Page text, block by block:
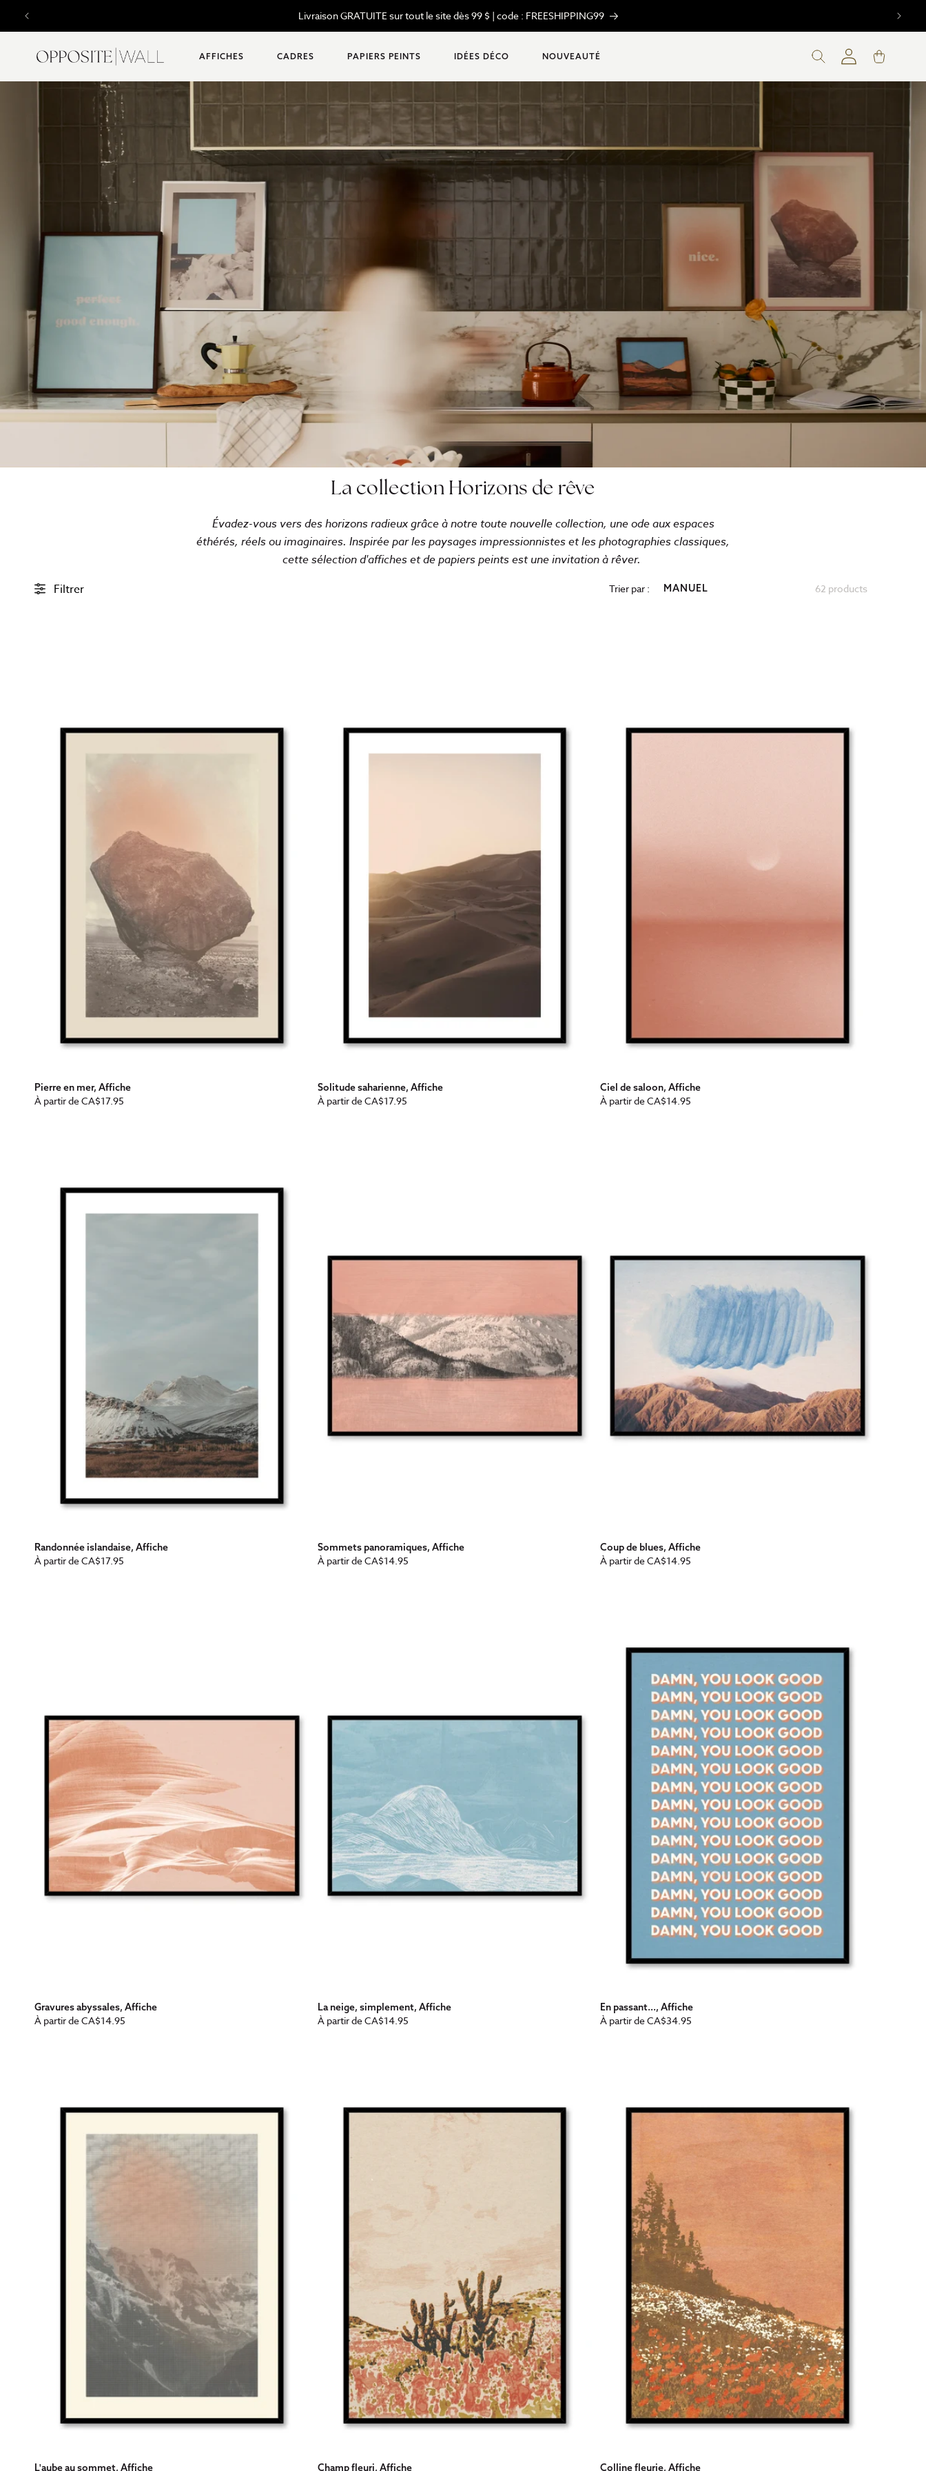
PASSER
CONTENU
NOUVEAU : Profitez de 10 % de rabais sur nos CARTES-CADEAUX.
AFFICHES CADRES PAPIERS PEINTS IDÉES DÉCO NOUVEAUTÉ ConnexionPanier
La collection Horizons de rêve
Évadez-vous vers des horizons radieux grâce à notre toute nouvelle collection, une ode aux espaces
éthérés, réels ou imaginaires. Inspirée par les paysages impressionnistes et les photographies classiques,
cette sélection d'affiches et de papiers peints est une invitation à rêver.
Trier par : 62 products
Filtrer
Pierre en mer, Affiche
Prix
À partir deCA$17.95
Solitude saharienne, Affiche
Prix
À partir deCA$17.95
Ciel de saloon, Affiche
Prix
À partir deCA$14.95
Randonnée islandaise, Affiche
Prix
À partir deCA$17.95
Sommets panoramiques, Affiche
Prix
À partir deCA$14.95
Coup de blues, Affiche
Prix
À partir deCA$14.95
Gravures abyssales, Affiche
Prix
À partir deCA$14.95
La neige, simplement, Affiche
Prix
À partir deCA$14.95
En passant..., Affiche
Prix
À partir deCA$34.95
L'aube au sommet, Affiche Champ fleuri, Affiche Colline fleurie, Affiche